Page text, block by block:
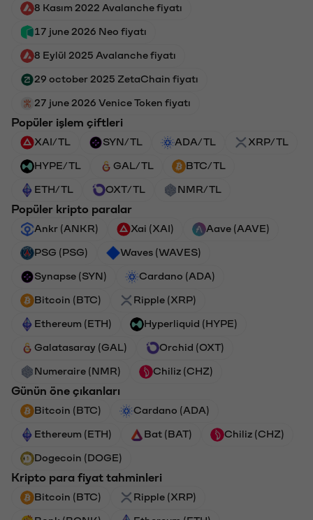
8 Kasım 2022 Avalanche fiyatı
17 june 2026 Neo fiyatı
8 Eylül 2025 Avalanche fiyatı
29 october 2025 ZetaChain fiyatı
27 june 2026 Venice Token fiyatı
Popüler işlem çiftleri
XAI/TL SYN/TL ADA/TL XRP/TL
HYPE/TL GAL/TL BTC/TL
ETH/TL OXT/TL NMR/TL
Popüler kripto paralar
Ankr (ANKR) Xai (XAI) Aave (AAVE)
PSG (PSG) Waves (WAVES)
Synapse (SYN) Cardano (ADA)
Bitcoin (BTC) Ripple (XRP)
Ethereum (ETH) Hyperliquid (HYPE)
Galatasaray (GAL) Orchid (OXT)
Numeraire (NMR) Chiliz (CHZ)
Günün öne çıkanları
Bitcoin (BTC) Cardano (ADA)
Ethereum (ETH) Bat (BAT) Chiliz (CHZ)
Dogecoin (DOGE)
Kripto para fiyat tahminleri
Bitcoin (BTC) Ripple (XRP)